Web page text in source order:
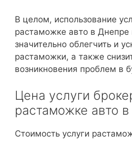
В целом, использование
растаможке авто в
значительно облегчить и
растаможки, а также
возникновения проблем в
Цена услуги
растаможке авто
Стоимость услуги